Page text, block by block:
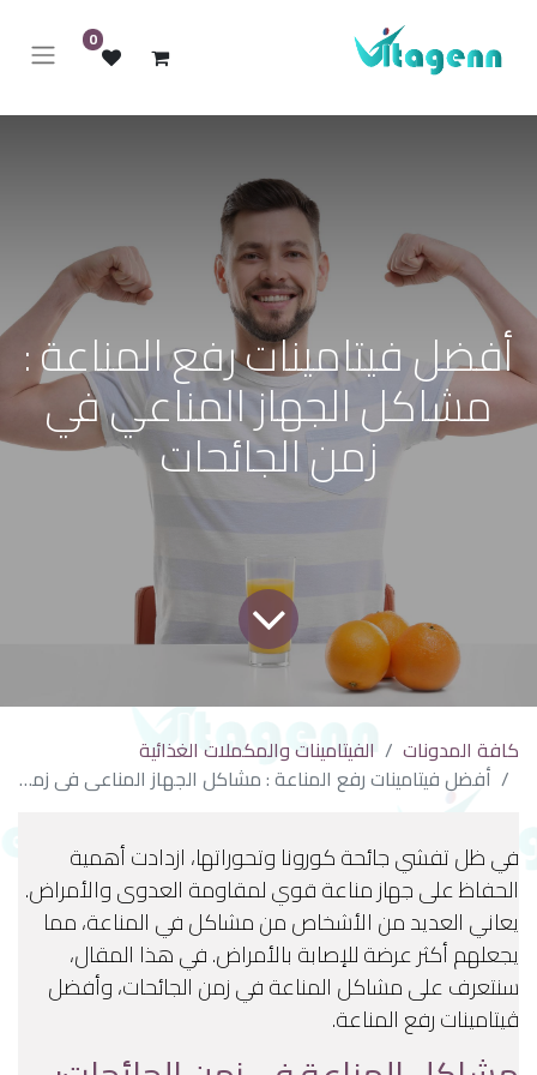
0
أفضل فيتامينات رفع المناعة :
مشاكل الجهاز المناعي في
زمن الجائحات
كافة المدونات
الفيتامينات والمكملات الغذائية
أفضل فيتامينات رفع المناعة : مشاكل الجهاز المناعي في زمن الجائحات
في ظل تفشي جائحة كورونا وتحوراتها، ازدادت أهمية
الحفاظ على جهاز مناعة قوي لمقاومة العدوى والأمراض.
يعاني العديد من الأشخاص من مشاكل في المناعة، مما
يجعلهم أكثر عرضة للإصابة بالأمراض. في هذا المقال،
سنتعرف على مشاكل المناعة في زمن الجائحات، وأفضل
ڤيتامينات رفع المناعة.